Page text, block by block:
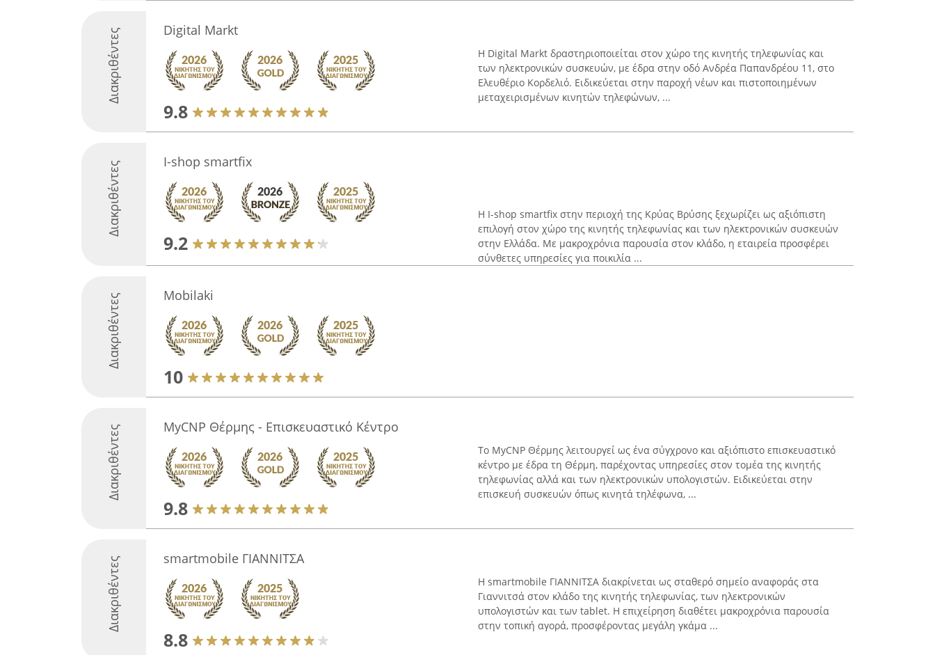
Διακριθέντες Digital Markt
9.8
Η Digital Markt δραστηριοποιείται στον χώρο της κινητής τηλεφωνίας και
των ηλεκτρονικών συσκευών, με έδρα στην οδό Ανδρέα Παπανδρέου 11, στο
Ελευθέριο Κορδελιό. Ειδικεύεται στην παροχή νέων και πιστοποιημένων
μεταχειρισμένων κινητών τηλεφώνων, ...
Διακριθέντες I-shop smartfix
9.2
Η I-shop smartfix στην περιοχή της Κρύας Βρύσης ξεχωρίζει ως αξιόπιστη
επιλογή στον χώρο της κινητής τηλεφωνίας και των ηλεκτρονικών συσκευών
στην Ελλάδα. Με μακροχρόνια παρουσία στον κλάδο, η εταιρεία προσφέρει
σύνθετες υπηρεσίες για ποικιλία ...
Διακριθέντες Mobilaki
10
Διακριθέντες MyCNP Θέρμης - Επισκευαστικό Κέντρο
9.8
Το MyCNP Θέρμης λειτουργεί ως ένα σύγχρονο και αξιόπιστο επισκευαστικό
κέντρο με έδρα τη Θέρμη, παρέχοντας υπηρεσίες στον τομέα της κινητής
τηλεφωνίας αλλά και των ηλεκτρονικών υπολογιστών. Ειδικεύεται στην
επισκευή συσκευών όπως κινητά τηλέφωνα, ...
Διακριθέντες smartmobile ΓΙΑΝΝΙΤΣΑ
8.8
Η smartmobile ΓΙΑΝΝΙΤΣΑ διακρίνεται ως σταθερό σημείο αναφοράς στα
Γιαννιτσά στον κλάδο της κινητής τηλεφωνίας, των ηλεκτρονικών
υπολογιστών και των tablet. Η επιχείρηση διαθέτει μακροχρόνια παρουσία
στην τοπική αγορά, προσφέροντας μεγάλη γκάμα ...